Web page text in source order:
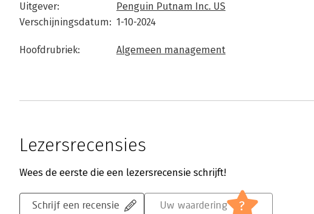
Uitgever:
Penguin Putnam Inc. US
Verschijningsdatum: 1-10-2024
Hoofdrubriek: Algemeen management
Lezersrecensies
Wees de eerste die een lezersrecensie schrijft!
Schrijf een recensie Uw waardering ?